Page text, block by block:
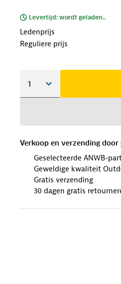
Levertijd: wordt geladen..
Ledenprijs
Reguliere prijs
Verkoop en verzending door
Geselecteerde ANWB-
Geweldige kwaliteit
Gratis verzending
30 dagen gratis